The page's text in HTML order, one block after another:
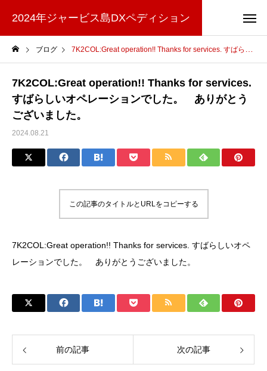
2024年ジャービス島DXペディション
ブログ 7K2COL:Great operation!! Thanks for services. すばらしいオペレーションでした。 ありがとうございました。
7K2COL:Great operation!! Thanks for services.
すばらしいオペレーションでした。 ありがとう
ございました。
2024.08.21
この記事のタイトルとURLをコピーする
7K2COL:Great operation!! Thanks for services. すばらしいオペ
レーションでした。 ありがとうございました。
前の記事 次の記事